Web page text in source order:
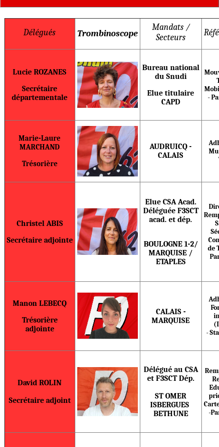
Délégués Trombinoscope
Mandats /
Secteurs
Lucie ROZANES
Secrétaire
départementale
Bureau national
du Snudi
Elue titulaire
CAPD
-
Marie-Laure
MARCHAND
Trésorière
AUDRUICQ -
CALAIS
Christel ABIS
Secrétaire adjointe
Elue CSA Acad.
Déléguée F3SCT
acad. et dép.
BOULOGNE 1-2/
MARQUISE /
ETAPLES
de
Manon LEBECQ
Trésorière
adjointe
CALAIS -
MARQUISE
-
David ROLIN
Secrétaire adjoint
Délégué au CSA
et F3SCT Dép.
ST OMER
ISBERGUES
BETHUNE
-